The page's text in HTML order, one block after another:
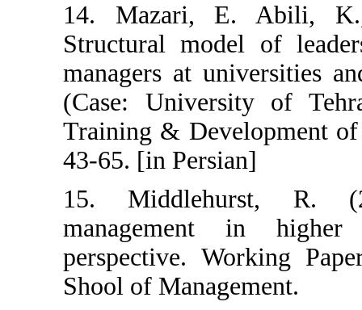
14. Mazari,
Structural
managers at
(Case:
Training &
43-65. [in
15.
perspective.
Shool of